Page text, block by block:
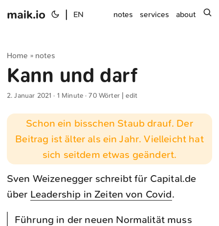
maik.io EN notes services about
Home » notes
Kann und darf
2. Januar 2021 · 1 Minute · 70 Wörter |edit
Schon ein bisschen Staub drauf. Der
Beitrag ist älter als ein Jahr. Vielleicht hat
sich seitdem etwas geändert.
Sven Weizenegger schreibt für Capital.de
über Leadership in Zeiten von Covid.
Führung in der neuen Normalität muss